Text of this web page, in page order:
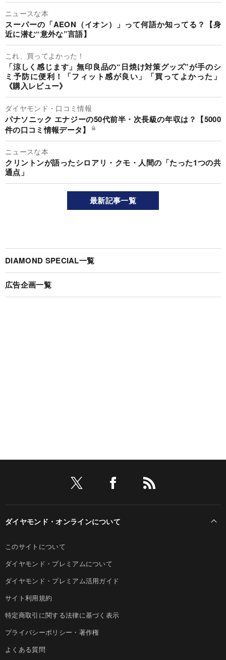
ニュースな本
スーパーの「AEON（イオン）」って何語か知ってる？【身
近に潜む“意外な”言語】
これ、買ってよかった！
「涼しく感じます」無印良品の“日焼け対策グッズ”が手のシ
ミ予防に便利！「フィット感が良い」「買ってよかった」
《購入レビュー》
ダイヤモンド・口コミ情報
パナソニック エナジーの50代前半・次長級の年収は？【5000
件の口コミ情報データ】
ニュースな本
クリントンが語ったシロアリ・クモ・人間の「たった1つの共
通点」
最新記事一覧
DIAMOND SPECIAL一覧
広告企画一覧
ダイヤモンド・オンラインについて
このサイトについて
ダイヤモンド・プレミアムについて
ダイヤモンド・プレミアム活用ガイド
サイト利用規約
特定商取引に関する法律に基づく表示
プライバシーポリシー・著作権
よくある質問